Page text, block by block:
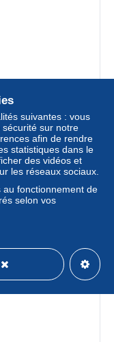
suivantes : vous
sur notre
afin de rendre
statistiques dans le
des vidéos et
les réseaux sociaux.
au fonctionnement de
selon vos